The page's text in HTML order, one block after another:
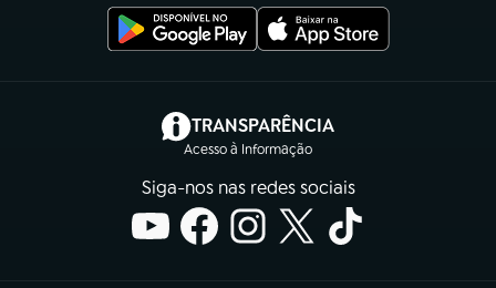
TRANSPARÊNCIA
Acesso à Informação
(abre em nova aba)
Siga-nos nas redes sociais